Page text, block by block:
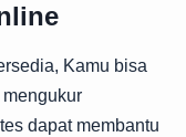
Kamu bisa
dapat membantu